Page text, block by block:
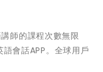
師的課程次數無限
會話APP。全球用戶